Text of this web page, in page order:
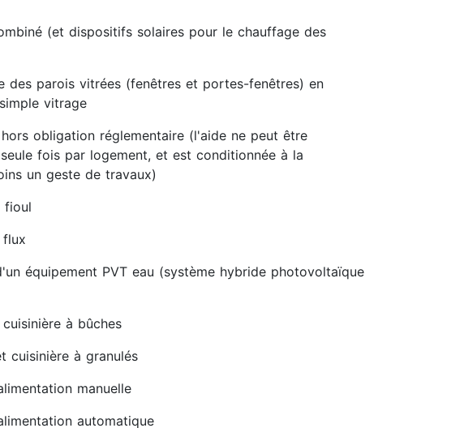
(et dispositifs solaires pour le chauffage des
des parois vitrées (fenêtres et portes-fenêtres) en
vitrage
obligation réglementaire (l'aide ne peut être
fois par logement, et est conditionnée à la
un geste de travaux)
fioul
flux
équipement PVT eau (système hybride photovoltaïque
à bûches
cuisinière à granulés
manuelle
automatique